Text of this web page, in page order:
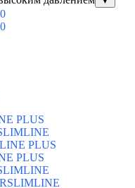
PLUS
PLUS
PLUS